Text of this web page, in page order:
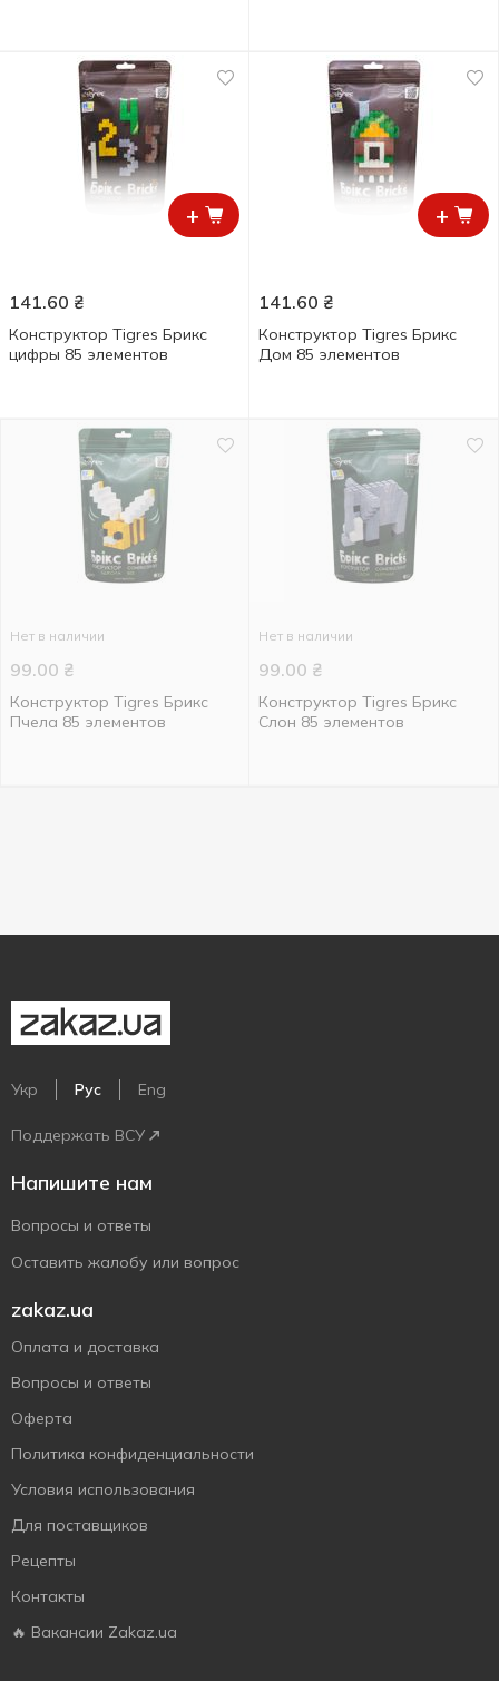
+
141.60 ₴
Конструктор Tigres Брикс
цифры 85 элементов
+
141.60 ₴
Конструктор Tigres Брикс
Дом 85 элементов
Нет в наличии
99.00 ₴
Конструктор Tigres Брикс
Пчела 85 элементов
Нет в наличии
99.00 ₴
Конструктор Tigres Брикс
Слон 85 элементов
Укр Рус Eng
Поддержать ВСУ
Напишите нам
Вопросы и ответы
Оставить жалобу или вопрос
zakaz.ua
Оплата и доставка
Вопросы и ответы
Оферта
Политика конфиденциальности
Условия использования
Для поставщиков
Рецепты
Контакты
🔥 Вакансии Zakaz.ua